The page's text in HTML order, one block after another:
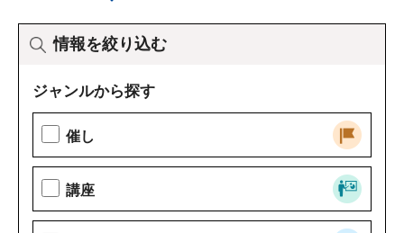
情報を絞り込む
ジャンルから探す
催し
講座